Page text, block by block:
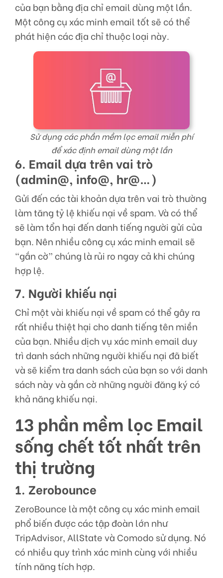
của bạn bằng địa chỉ email dùng một lần.
Một công cụ xác minh email tốt sẽ có thể
phát hiện các địa chỉ thuộc loại này.
Sử dụng các phần mềm lọc email miễn phí
để xác định email dùng một lần
6. Email dựa trên vai trò
(admin@, info@, hr@…)
Gửi đến các tài khoản dựa trên vai trò thường
làm tăng tỷ lệ khiếu nại về spam. Và có thể
sẽ làm tổn hại đến danh tiếng người gửi của
bạn. Nên nhiều công cụ xác minh email sẽ
“gắn cờ” chúng là rủi ro ngay cả khi chúng
hợp lệ.
7. Người khiếu nại
Chỉ một vài khiếu nại về spam có thể gây ra
rất nhiều thiệt hại cho danh tiếng tên miền
của bạn. Nhiều dịch vụ xác minh email duy
trì danh sách những người khiếu nại đã biết
và sẽ kiểm tra danh sách của bạn so với danh
sách này và gắn cờ những người đăng ký có
khả năng khiếu nại.
13 phần mềm lọc Email
sống chết tốt nhất trên
thị trường
1. Zerobounce
ZeroBounce là một công cụ xác minh email
phổ biến được các tập đoàn lớn như
TripAdvisor, AllState và Comodo sử dụng. Nó
có nhiều quy trình xác minh cùng với nhiều
tính năng tích hợp.